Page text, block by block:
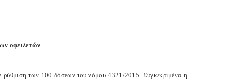
οφειλετών
ρύθμιση των 100 δόσεων του νόμου 4321/2015. Συγκεκριμένα η